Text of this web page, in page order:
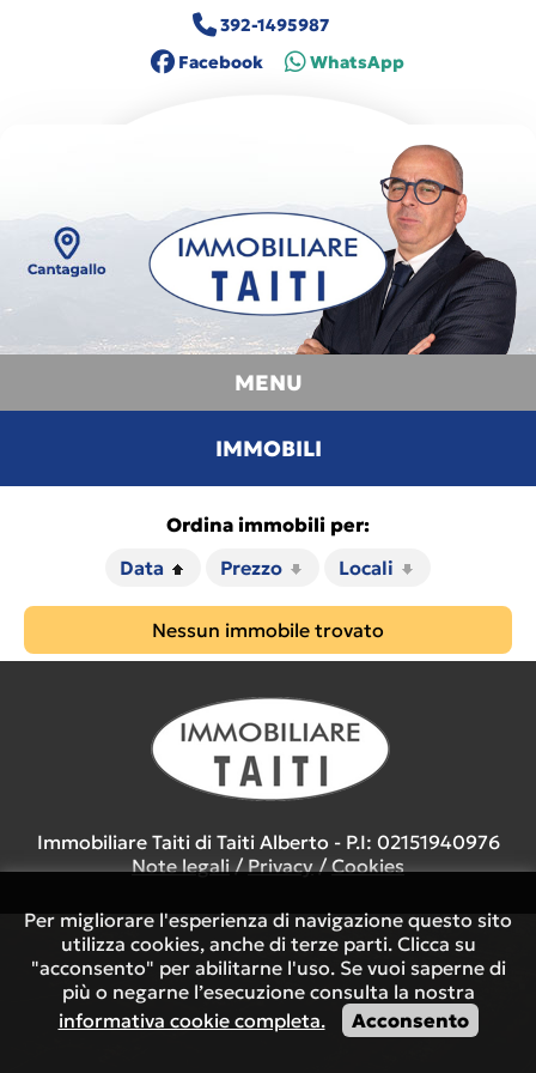
392-1495987
Facebook
WhatsApp
MENU
IMMOBILI
Ordina immobili per:
Data
Prezzo Locali
Nessun immobile trovato
Immobiliare Taiti di Taiti Alberto - P.I: 02151940976
Note legali/Privacy/Cookies
Per migliorare l'esperienza di navigazione questo sito
utilizza cookies, anche di terze parti. Clicca su
"acconsento" per abilitarne l'uso. Se vuoi saperne di
più o negarne l’esecuzione consulta la nostra
informativa cookie completa.
Acconsento